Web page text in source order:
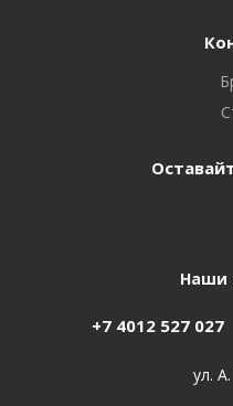
Наши
+7 4012 527 027
ул.